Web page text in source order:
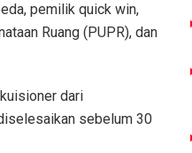
pemilik quick win,
Ruang (PUPR), dan
dari
sebelum 30